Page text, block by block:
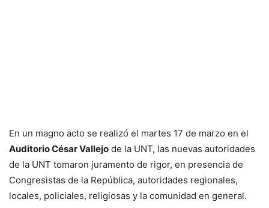
En un magno acto se realizó el martes 17 de marzo en el
Auditorio César Vallejo de la UNT, las nuevas autoridades
de la UNT tomaron juramento de rigor, en presencia de
Congresistas de la República, autoridades regionales,
locales, policiales, religiosas y la comunidad en general.